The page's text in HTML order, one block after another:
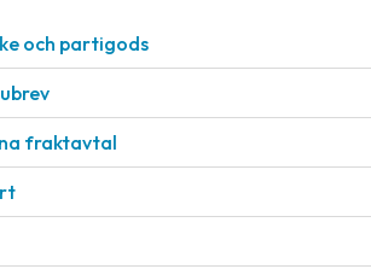
och partigods
fraktavtal